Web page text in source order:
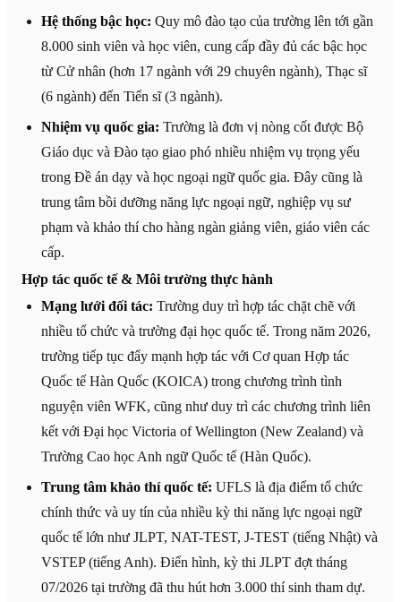
Hệ thống bậc học: Quy mô đào tạo của trường lên tới gần
8.000 sinh viên và học viên, cung cấp đầy đủ các bậc học
từ Cử nhân (hơn 17 ngành với 29 chuyên ngành), Thạc sĩ
(6 ngành) đến Tiến sĩ (3 ngành).
Nhiệm vụ quốc gia: Trường là đơn vị nòng cốt được Bộ
Giáo dục và Đào tạo giao phó nhiều nhiệm vụ trọng yếu
trong Đề án dạy và học ngoại ngữ quốc gia. Đây cũng là
trung tâm bồi dưỡng năng lực ngoại ngữ, nghiệp vụ sư
phạm và khảo thí cho hàng ngàn giảng viên, giáo viên các
cấp.
Hợp tác quốc tế & Môi trường thực hành
Mạng lưới đối tác: Trường duy trì hợp tác chặt chẽ với
nhiều tổ chức và trường đại học quốc tế. Trong năm 2026,
trường tiếp tục đẩy mạnh hợp tác với Cơ quan Hợp tác
Quốc tế Hàn Quốc (KOICA) trong chương trình tình
nguyện viên WFK, cũng như duy trì các chương trình liên
kết với Đại học Victoria of Wellington (New Zealand) và
Trường Cao học Anh ngữ Quốc tế (Hàn Quốc).
Trung tâm khảo thí quốc tế: UFLS là địa điểm tổ chức
chính thức và uy tín của nhiều kỳ thi năng lực ngoại ngữ
quốc tế lớn như JLPT, NAT-TEST, J-TEST (tiếng Nhật) và
VSTEP (tiếng Anh). Điển hình, kỳ thi JLPT đợt tháng
07/2026 tại trường đã thu hút hơn 3.000 thí sinh tham dự.